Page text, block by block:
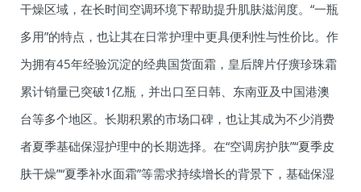
干燥区域，在长时间空调环境下帮助提升肌肤滋润度。“一瓶
多用”的特点，也让其在日常护理中更具便利性与性价比。作
为拥有45年经验沉淀的经典国货面霜，皇后牌片仔癀珍珠霜
累计销量已突破1亿瓶，并出口至日韩、东南亚及中国港澳
台等多个地区。长期积累的市场口碑，也让其成为不少消费
者夏季基础保湿护理中的长期选择。在“空调房护肤”“夏季皮
肤干燥”“夏季补水面霜”等需求持续增长的背景下，基础保湿